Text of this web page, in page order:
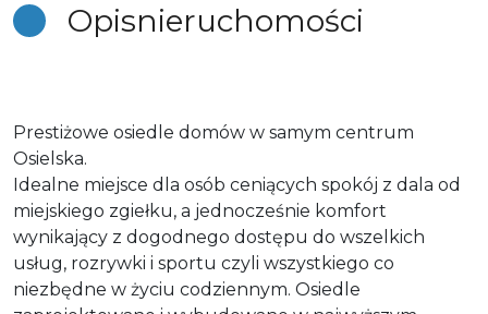
Opisnieruchomości
Prestiżowe osiedle domów w samym centrum
Osielska.
Idealne miejsce dla osób ceniących spokój z dala od
miejskiego zgiełku, a jednocześnie komfort
wynikający z dogodnego dostępu do wszelkich
usług, rozrywki i sportu czyli wszystkiego co
niezbędne w życiu codziennym. Osiedle